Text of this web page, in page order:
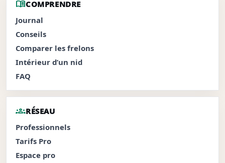
menu_bookCOMPRENDRE
Journal
Conseils
Comparer les frelons
Intérieur d’un nid
FAQ
groupsRÉSEAU
Professionnels
Tarifs Pro
Espace pro